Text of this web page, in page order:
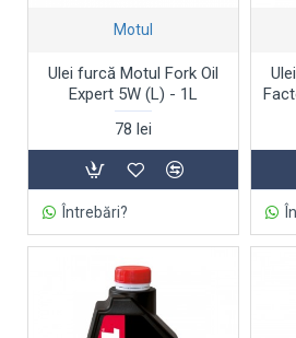
Motul
Ulei furcă Motul Fork Oil
Expert 5W (L) - 1L
78 lei
Întrebări?